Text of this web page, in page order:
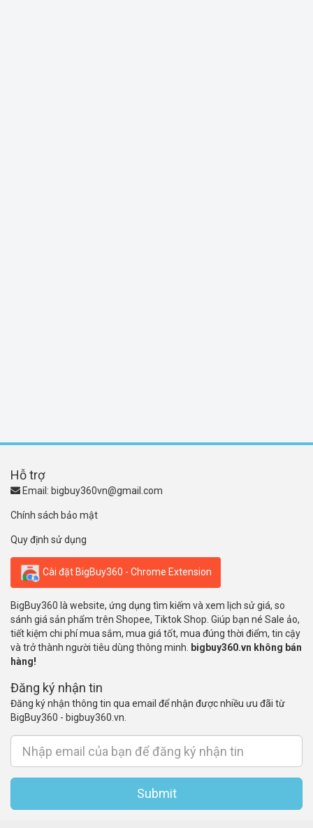
Hỗ trợ
Email: bigbuy360vn@gmail.com
Chính sách bảo mật
Quy định sử dụng
Cài đặt BigBuy360 - Chrome Extension
BigBuy360 là website, ứng dụng tìm kiếm và xem lịch sử giá, so
sánh giá sản phẩm trên Shopee, Tiktok Shop. Giúp bạn né Sale ảo,
tiết kiệm chi phí mua sắm, mua giá tốt, mua đúng thời điểm, tin cậy
và trở thành người tiêu dùng thông minh.
bigbuy360.vn không bán
hàng!
Đăng ký nhận tin
Đăng ký nhận thông tin qua email để nhận được nhiều ưu đãi từ
BigBuy360 - bigbuy360.vn.
Submit